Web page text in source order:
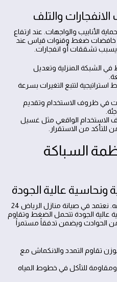
والتلف
الأنابيب والواجهات. عند ارتفاع
خافضات ضغط وقنوات قياس عند
يسبب تشققات أو انفجارات.
المنزلية وتعديل
لتتبع التغيرات بسرعة
في ظروف الاستخدام وتقديم
الواقعي مثل غسيل
للتأكد من الاستقرار.
السباكة
ونحاسية عالية الجودة
اختيار المواد يحدد عمر النظام وتكاليفه. نعتمد في صيانة منازل الرياض 24
عالية الجودة تتحمل الضغط وتقاوم
من الحوادث ويضمن تدفقاً مستمراً
تقاوم التمدد والانكماش مع
ومقاومة للتآكل في خطوط المياه